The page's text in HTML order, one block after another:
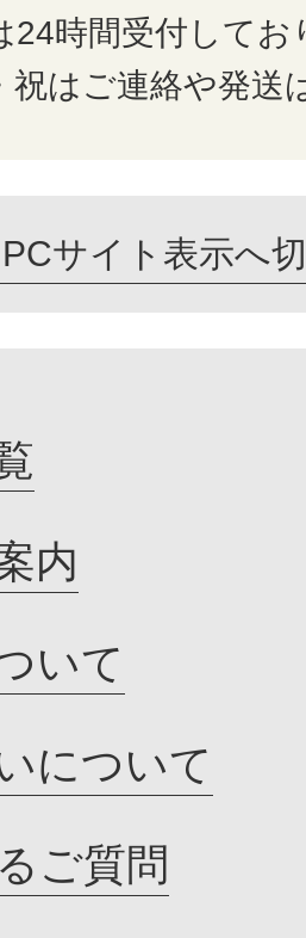
24時間受付してお
祝はご連絡や発送
PCサイト表示へ
内
いて
について
ご質問